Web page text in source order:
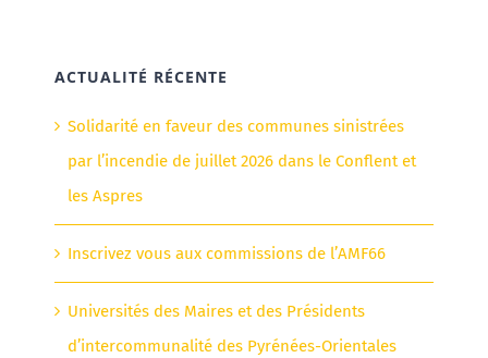
ACTUALITÉ RÉCENTE
Solidarité en faveur des communes sinistrées
par l’incendie de juillet 2026 dans le Conflent et
les Aspres
Inscrivez vous aux commissions de l’AMF66
Universités des Maires et des Présidents
d’intercommunalité des Pyrénées-Orientales